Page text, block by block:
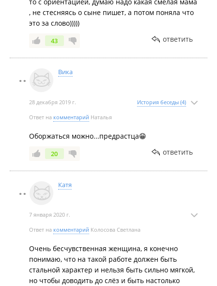
, не стесняясь о сыне пишет, а потом поняла что
это за слово)))))
43 ответить
Вика
28 декабря 2019 г. История беседы (4)
Ответ на комментарий Наталья
Оборжаться можно...предрастца😁
20 ответить
Катя
7 января 2020 г.
Ответ на комментарий Колосова Светлана
Очень бесчувственная женщина, я конечно
понимаю, что на такой работе должен быть
стальной характер и нельзя быть сильно мягкой,
но чтобы доводить до слёз и быть настолько